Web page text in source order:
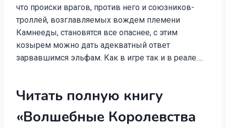
что происки врагов, против него и союзников-
троллей, возглавляемых вождем племени
Камнееды, становятся все опаснее, с этим
козырем можно дать адекватный ответ
зарвавшимся эльфам. Как в игре так и в реале….
Читать полную книгу
«Волшебные Королевства